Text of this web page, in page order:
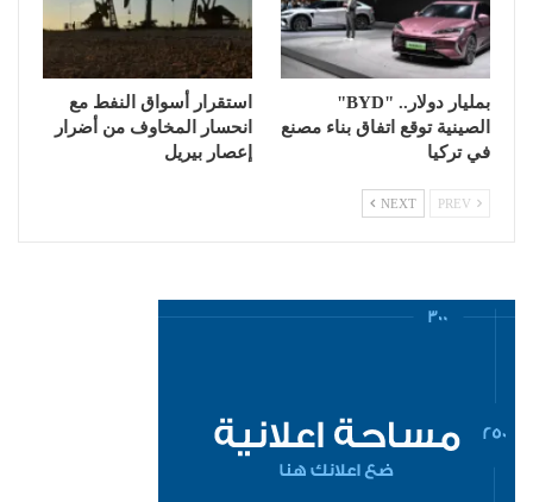
بمليار دولار.. "BYD"
الصينية توقع اتفاق بناء مصنع
في تركيا
استقرار أسواق النفط مع
انحسار المخاوف من أضرار
إعصار بيريل
NEXT